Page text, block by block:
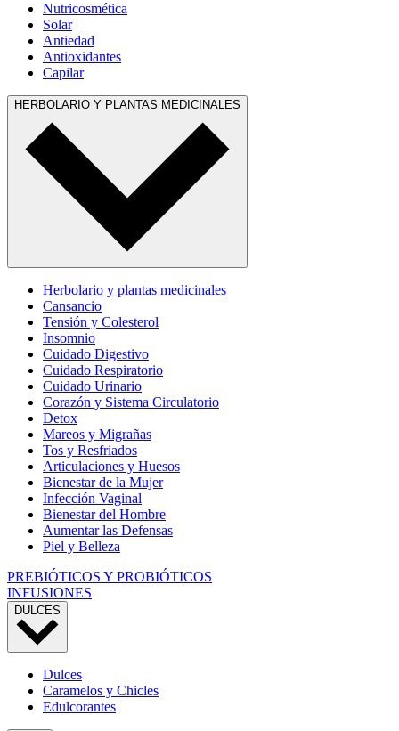
Nutricosmética
Solar
Antiedad
Antioxidantes
Capilar
HERBOLARIO Y PLANTAS MEDICINALES
Herbolario y plantas medicinales
Cansancio
Tensión y Colesterol
Insomnio
Cuidado Digestivo
Cuidado Respiratorio
Cuidado Urinario
Corazón y Sistema Circulatorio
Detox
Mareos y Migrañas
Tos y Resfriados
Articulaciones y Huesos
Bienestar de la Mujer
Infección Vaginal
Bienestar del Hombre
Aumentar las Defensas
Piel y Belleza
PREBIÓTICOS Y PROBIÓTICOS
INFUSIONES
DULCES
Dulces
Caramelos y Chicles
Edulcorantes